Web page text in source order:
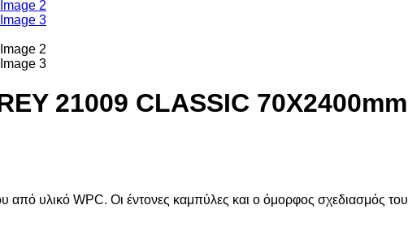
21009 CLASSIC 70Χ2400mm
από υλικό WPC. Οι έντονες καμπύλες και ο όμορφος σχεδιασμός του